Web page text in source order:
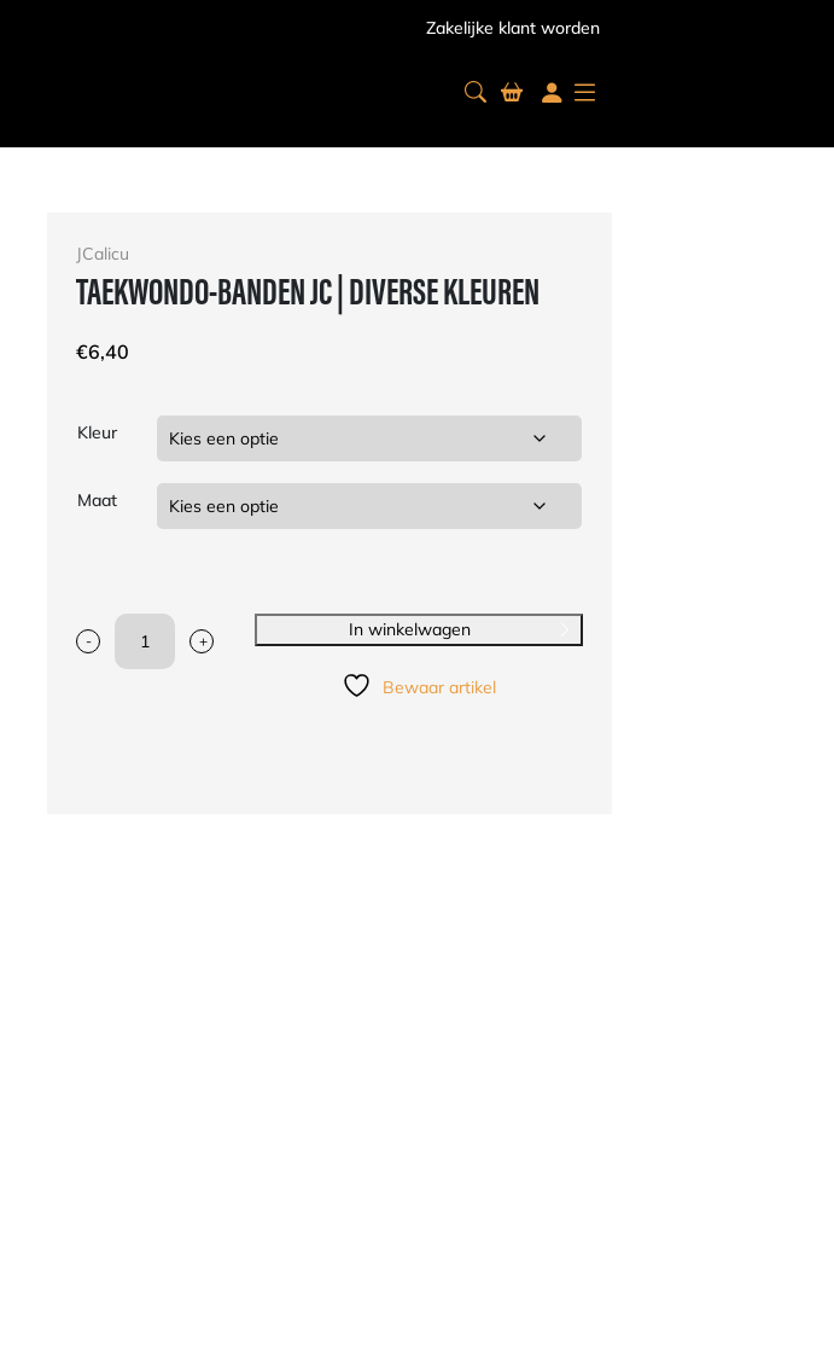
Zakelijke klant worden
JCalicu
TAEKWONDO-BANDEN JC | DIVERSE KLEUREN
€6,40
Kleur
Maat
-
Taekwondo-
+
In winkelwagen
Bewaar artikel